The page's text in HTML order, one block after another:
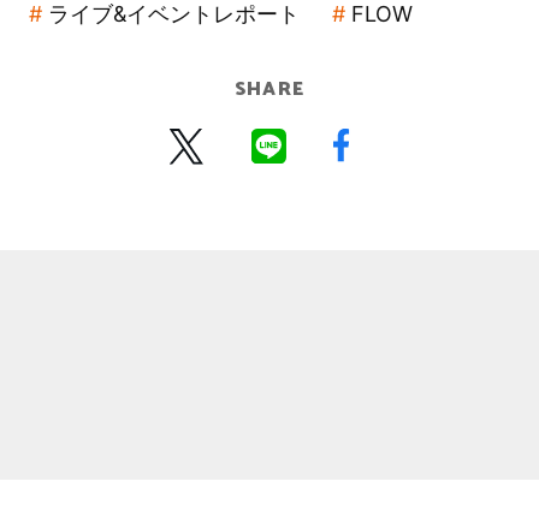
ライブ&イベントレポート FLOW
SHARE